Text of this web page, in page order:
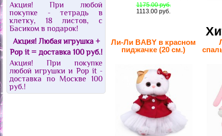
Акция! При любой
покупке - тетрадь в
клетку, 18 листов, с
Басиком в подарок!
Акция! Любая игрушка +
Pop it = доставка 100 руб.!
Акция! При покупке
любой игрушки и Pop it -
доставка по Москве 100
руб.!
1175.00 руб.
1113.00 руб.
Ли-Ли BABY в красном
пиджачке (20 см.)